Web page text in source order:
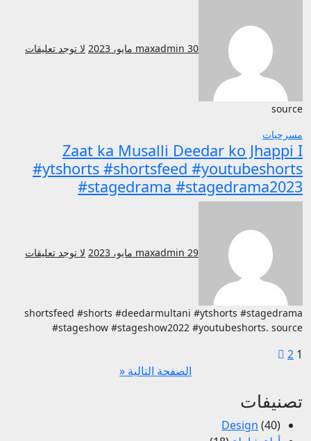
maxadmin 30 مايو، 2023 لا توجد تعليقات
source
مسرحيات
Zaat ka Musalli Deedar ko Jhappi I
#ytshorts #shortsfeed #youtubeshorts
#stagedrama #stagedrama2023
maxadmin 29 مايو، 2023 لا توجد تعليقات
shortsfeed #shorts #deedarmultani #ytshorts #stagedrama
#stageshow #stageshow2022 #youtubeshorts. source
تعدد
المقالات
1
2
الصفحة التالية «
تصنيفات
Design (40)